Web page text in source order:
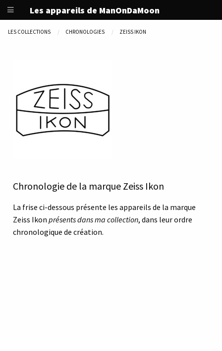
Les appareils de ManOnDaMoon
LES COLLECTIONS CHRONOLOGIES ZEISS IKON
Chronologie de la marque Zeiss Ikon
La frise ci-dessous présente les appareils de la marque
Zeiss Ikon présents dans ma collection, dans leur ordre
chronologique de création.